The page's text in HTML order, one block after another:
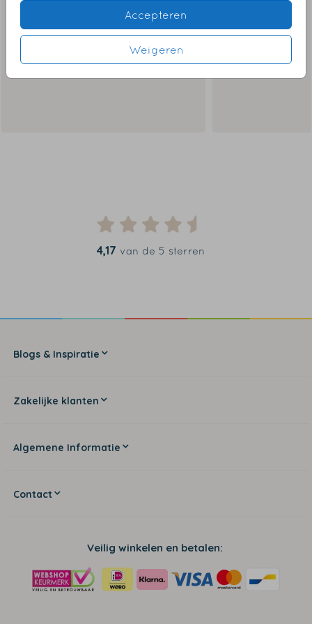
Accepteren
Weigeren
4,17 van de 5 sterren
Blogs & Inspiratie
Zakelijke klanten
Algemene Informatie
Contact
Veilig winkelen en betalen: